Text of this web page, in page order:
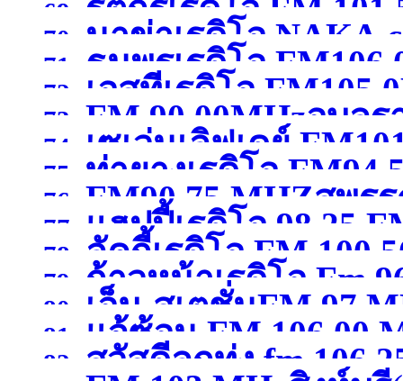
FM 107.50 MHz พิษณุ
69.
รติกรเรดิโอ FM
กาญจนบุรี )
70.
นาข่าเรดิโอ
102.50MHzมหาสารคา
71. ธนพรเรดิโอ
72. เอสทีเรดิโอ
73. FM 90.00MHzอุบล
74.
เซเว่นเลิฟเดย์
สุพรรณบุรี )
75. ท่ายางเรดิโอ
76. FM90.75 MHZสุพร
77. แฮปปี้เรดิโอ 98.25
78. ลัคกี้เรดิโอ FM
79.
ก้าวหน้าเรดิโอ Fm
เชียงใหม่ )
80.
เอ็ม-สเตชั่นFM 97
กาญจนบุรี )
81. แจ้ซ้อน FM 106.00
82. สวัสดีลูกทุ่ง fm